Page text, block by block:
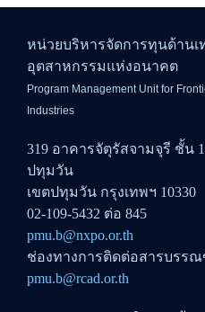
หน่วยบริหารจัดการทุนด้าน
อุตสาหกรรมแห่งอนาคต
Program Management Unit for
Industries
319 อาคารจัตุรัสจามจุรี ชั้น
ปทุมวัน
เขตปทุมวัน กรุงเทพฯ 10330
02-109-5432 ต่อ 845
pmu.b@nxpo.or.th
ช่องทางการติดต่อสารบรรณ
pmu.b@rcad.or.th